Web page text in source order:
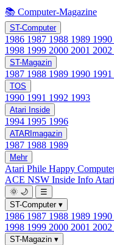
📚 Computer-Magazine
ST-Computer
1986 1987 1988 1989 1990
1998 1999 2000 2001 2002
ST-Magazin
1987 1988 1989 1990 1991
TOS
1990 1991 1992 1993
Atari Inside
1994 1995 1996
ATARImagazin
1987 1988 1989
Mehr
Atari Phile Happy
ACE NSW Inside Info
🌞 🌙
☰
ST-Computer ▾
1986 1987 1988 1989 1990
1998 1999 2000 2001 2002
ST-Magazin ▾